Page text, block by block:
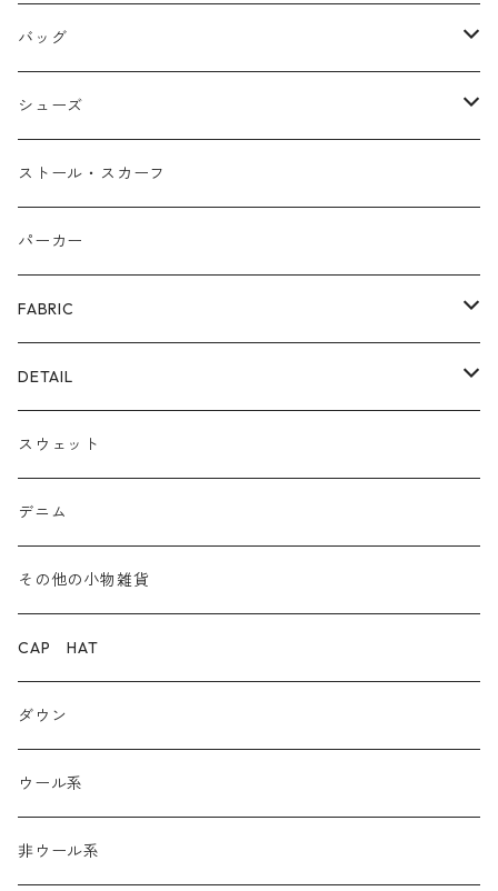
ネックレス
バングル
ピアス/イヤリング
リング
バッグ
本革
布帛
カゴ
ファー
ECOレザー/ファー/ムートン
シューズ
サンダル/ミュール
スニーカー/カジュアルシューズ
パンプス/綺麗めシューズ
ブーツ
ストール・スカーフ
パーカー
FABRIC
裏毛スウェット
爆暖フリース裏起毛
ボア
デニム
ダウン
ダンガリー
ウール系
非ウール系
DETAIL
ロゴ
前後２WAY
スウェット
デニム
その他の小物雑貨
CAP HAT
ダウン
ウール系
非ウール系